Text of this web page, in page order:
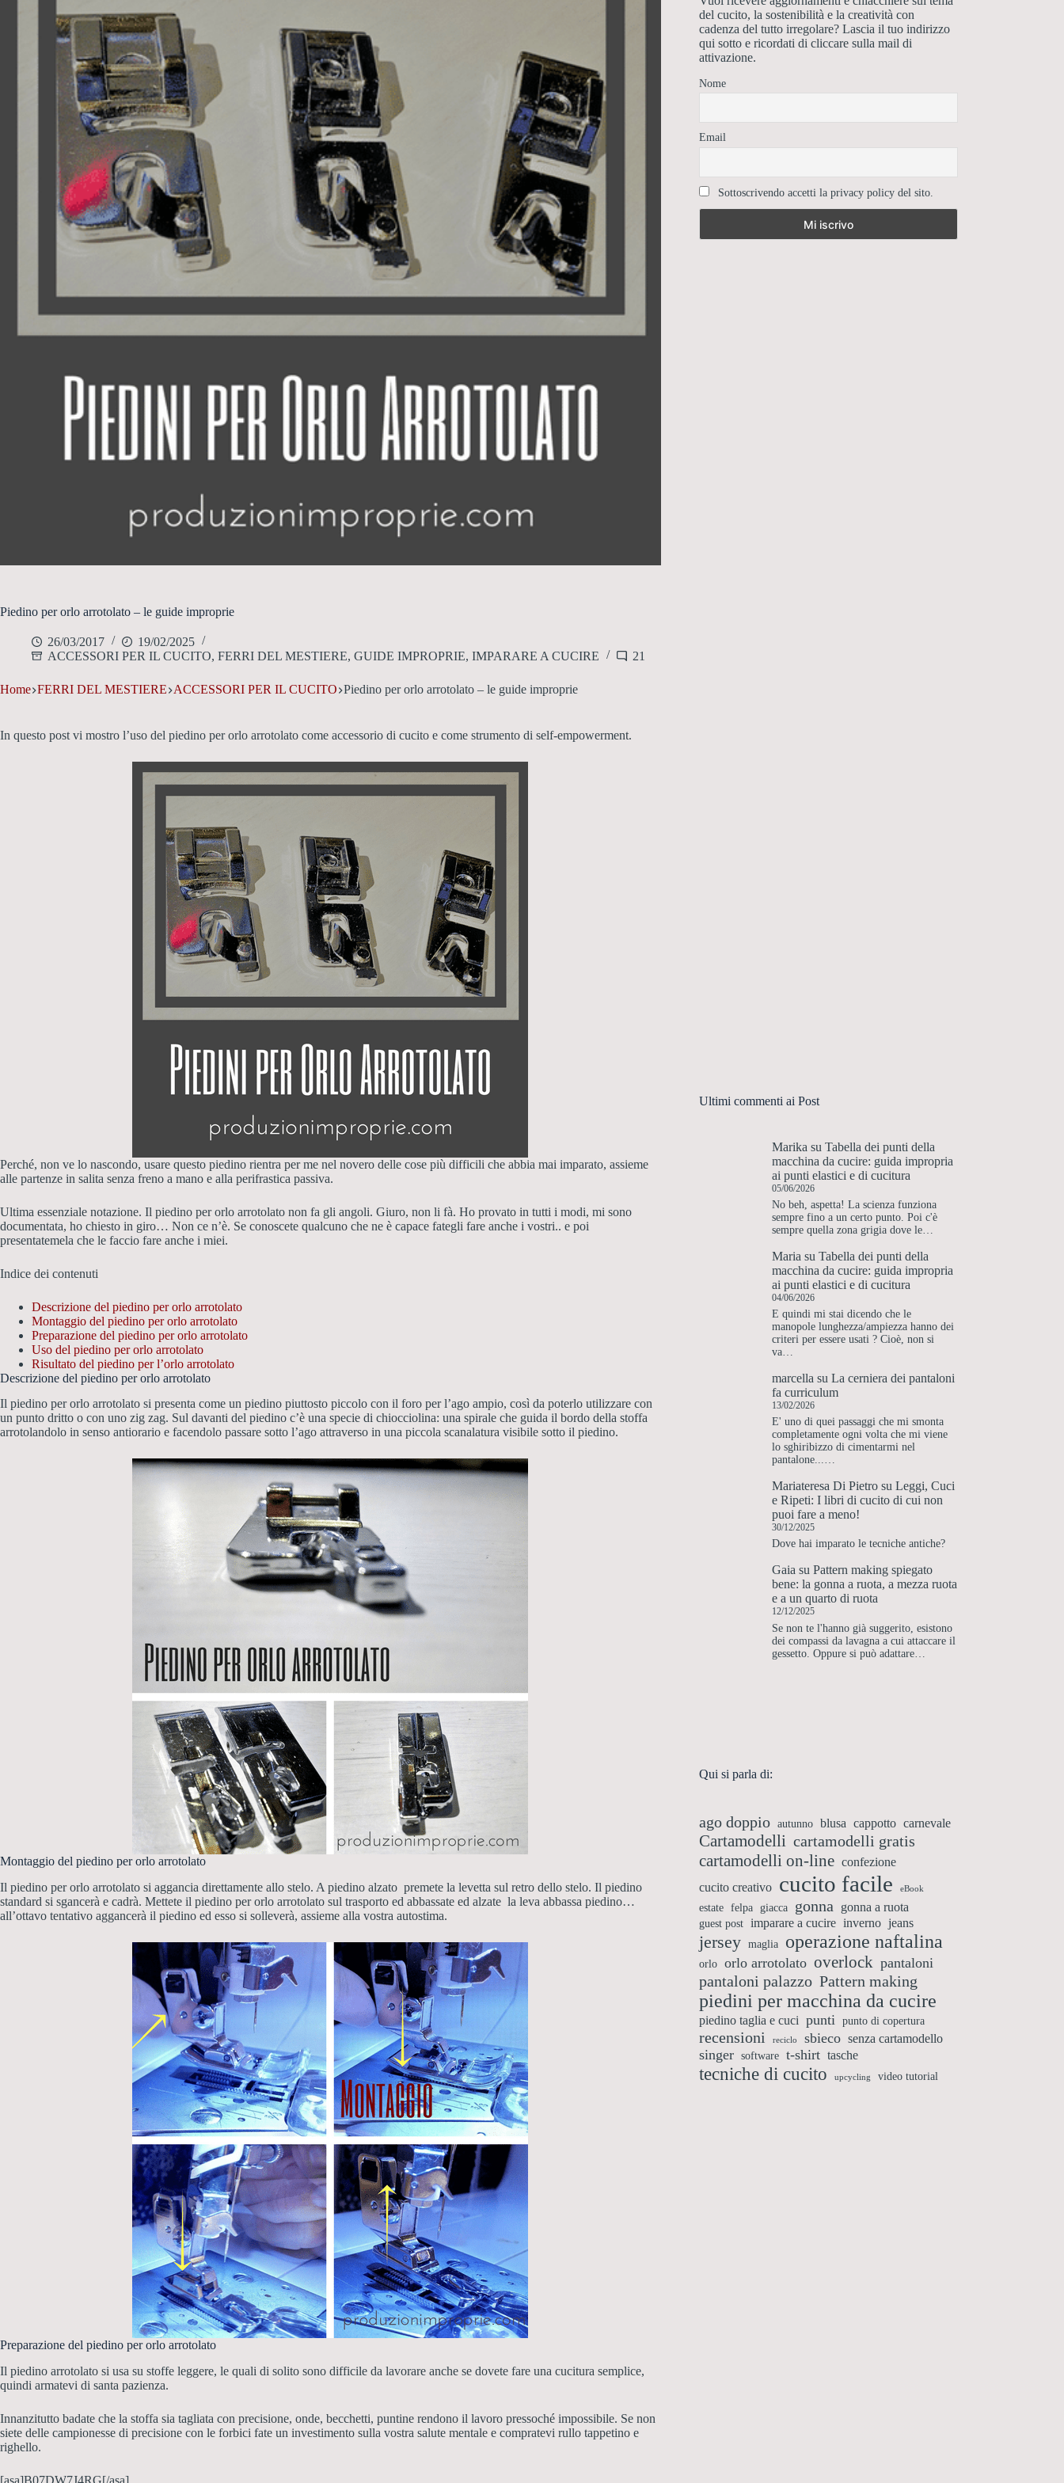
Piedino per orlo arrotolato – le guide improprie
26/03/2017
19/02/2025
ACCESSORI PER IL CUCITO, FERRI DEL MESTIERE, GUIDE IMPROPRIE, IMPARARE A CUCIRE 21
Home FERRI DEL MESTIERE ACCESSORI PER IL CUCITO Piedino per orlo arrotolato – le guide improprie
In questo post vi mostro l’uso del piedino per orlo arrotolato come accessorio di cucito e come strumento di self-empowerment.
Perché, non ve lo nascondo, usare questo piedino rientra per me nel novero delle cose più difficili che abbia mai imparato, assieme
alle partenze in salita senza freno a mano e alla perifrastica passiva.
Ultima essenziale notazione. Il piedino per orlo arrotolato non fa gli angoli. Giuro, non li fà. Ho provato in tutti i modi, mi sono
documentata, ho chiesto in giro… Non ce n’è. Se conoscete qualcuno che ne è capace fategli fare anche i vostri.. e poi
presentatemela che le faccio fare anche i miei.
Indice dei contenuti
Descrizione del piedino per orlo arrotolato
Montaggio del piedino per orlo arrotolato
Preparazione del piedino per orlo arrotolato
Uso del piedino per orlo arrotolato
Risultato del piedino per l’orlo arrotolato
Descrizione del piedino per orlo arrotolato
Il piedino per orlo arrotolato si presenta come un piedino piuttosto piccolo con il foro per l’ago ampio, così da poterlo utilizzare con
un punto dritto o con uno zig zag. Sul davanti del piedino c’è una specie di chiocciolina: una spirale che guida il bordo della stoffa
arrotolandolo in senso antiorario e facendolo passare sotto l’ago attraverso in una piccola scanalatura visibile sotto il piedino.
Montaggio del piedino per orlo arrotolato
Il piedino per orlo arrotolato si aggancia direttamente allo stelo. A piedino alzato premete la levetta sul retro dello stelo. Il piedino
standard si sgancerà e cadrà. Mettete il piedino per orlo arrotolato sul trasporto ed abbassate ed alzate la leva abbassa piedino…
all’ottavo tentativo aggancerà il piedino ed esso si solleverà, assieme alla vostra autostima.
Preparazione del piedino per orlo arrotolato
Il piedino arrotolato si usa su stoffe leggere, le quali di solito sono difficile da lavorare anche se dovete fare una cucitura semplice,
quindi armatevi di santa pazienza.
Innanzitutto badate che la stoffa sia tagliata con precisione, onde, becchetti, puntine rendono il lavoro pressoché impossibile. Se non
siete delle campionesse di precisione con le forbici fate un investimento sulla vostra salute mentale e compratevi rullo tappetino e
righello.
[asa]B07DW7J4RG[/asa]
del cucito, la sostenibilità e la creatività con
cadenza del tutto irregolare? Lascia il tuo indirizzo
qui sotto e ricordati di cliccare sulla mail di
attivazione.
Nome
Email
Sottoscrivendo accetti la privacy policy del sito.
Ultimi commenti ai Post
Marika suTabella dei punti della
macchina da cucire: guida impropria
ai punti elastici e di cucitura
05/06/2026
No beh, aspetta! La scienza funziona
sempre fino a un certo punto. Poi c'è
sempre quella zona grigia dove le…
Maria suTabella dei punti della
macchina da cucire: guida impropria
ai punti elastici e di cucitura
04/06/2026
E quindi mi stai dicendo che le
manopole lunghezza/ampiezza hanno dei
criteri per essere usati ? Cioè, non si
va…
marcella suLa cerniera dei pantaloni
fa curriculum
13/02/2026
E' uno di quei passaggi che mi smonta
completamente ogni volta che mi viene
lo sghiribizzo di cimentarmi nel
pantalone...…
Mariateresa Di Pietro suLeggi, Cuci
e Ripeti: I libri di cucito di cui non
puoi fare a meno!
30/12/2025
Dove hai imparato le tecniche antiche?
Gaia suPattern making spiegato
bene: la gonna a ruota, a mezza ruota
e a un quarto di ruota
12/12/2025
Se non te l'hanno già suggerito, esistono
dei compassi da lavagna a cui attaccare il
gessetto. Oppure si può adattare…
Qui si parla di:
ago doppio autunno blusa cappotto carnevale
Cartamodelli cartamodelli gratis
cartamodelli on-line confezione
cucito creativo cucito facile eBook
estate felpa giacca gonna gonna a ruota
guest post imparare a cucire inverno jeans
jersey maglia operazione naftalina
orlo orlo arrotolato overlock pantaloni
pantaloni palazzo Pattern making
piedini per macchina da cucire
piedino taglia e cuci punti punto di copertura
recensioni reciclo sbieco senza cartamodello
singer software t-shirt tasche
tecniche di cucito upcycling video tutorial